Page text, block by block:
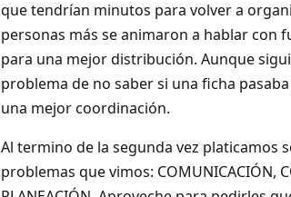
que tendrían minutos para volver a
personas más se animaron a hablar con
para una mejor distribución. Aunque
problema de no saber si una ficha
una mejor coordinación.
Al termino de la segunda vez platicamos
problemas que vimos: COMUNICACIÓN,